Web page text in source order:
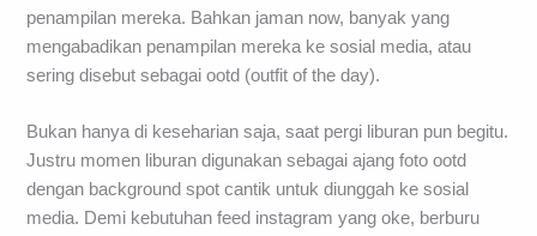
penampilan mereka. Bahkan jaman now, banyak yang
mengabadikan penampilan mereka ke sosial media, atau
sering disebut sebagai ootd (outfit of the day).
Bukan hanya di keseharian saja, saat pergi liburan pun begitu.
Justru momen liburan digunakan sebagai ajang foto ootd
dengan background spot cantik untuk diunggah ke sosial
media. Demi kebutuhan feed instagram yang oke, berburu